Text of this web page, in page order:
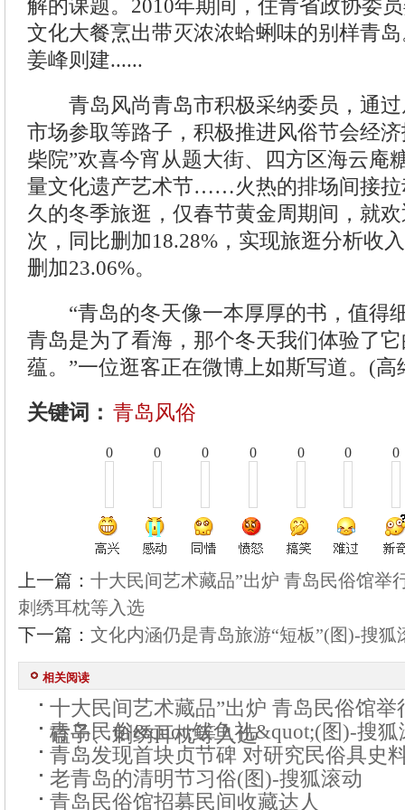
解的课题。2010年期间，住青省政协委
文化大餐烹出带灭浓浓蛤蜊味的别样青
姜峰则建......
青岛风尚青岛市积极采纳委员，通过
市场参取等路子，积极推进风俗节会经
柴院”欢喜今宵从题大街、四方区海云庵
量文化遗产艺术节……火热的排场间接拉
久的冬季旅逛，仅春节黄金周期间，就
次，同比删加18.28%，实现旅逛分析收
删加23.06%。
“青岛的冬天像一本厚厚的书，值得
青岛是为了看海，那个冬天我们体验了
蕴。”一位逛客正在微博上如斯写道。(高
关键词： 青岛风俗
0 0 0 0 0 0 0
上一篇： 十大民间艺术藏品”出炉 青岛民俗馆举
刺绣耳枕等入选
下一篇： 文化内涵仍是青岛旅游“短板”(图)-搜狐
相关阅读
十大民间艺术藏品”出炉 青岛民俗馆举
磕子、刺绣耳枕等入选
青岛民俗&quot;鲅鱼礼&quot;(图)-搜狐
青岛发现首块贞节碑 对研究民俗具史
老青岛的清明节习俗(图)-搜狐滚动
青岛民俗馆招募民间收藏达人